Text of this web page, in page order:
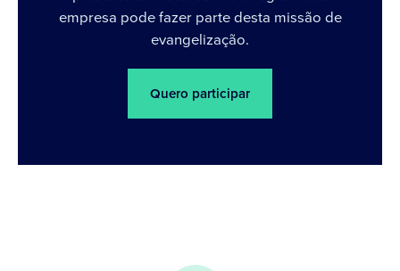
empresa pode fazer parte desta missão de
evangelização.
Quero participar